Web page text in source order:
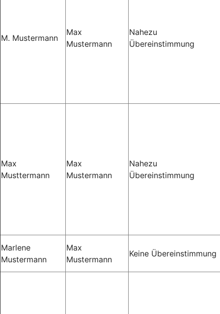
M. Mustermann
Max
Mustermann
Nahezu
Übereinstimmung
Max
Musttermann
Max
Mustermann
Nahezu
Übereinstimmung
Marlene
Mustermann
Max
Mustermann
Keine Übereinstimmung